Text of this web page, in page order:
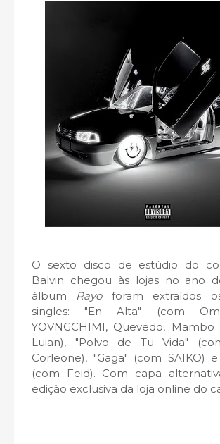
O sexto disco de estúdio do
Balvin chegou às lojas no ano
álbum Rayoforam extraídos
singles: "En Alta"
(com
YOVNGCHIMI, Quevedo,
Luian), "Polvo de Tu Vida"
Corleone), "Gaga" (com SAIKO)
(com Feid). Com capa
edição exclusiva da loja online do